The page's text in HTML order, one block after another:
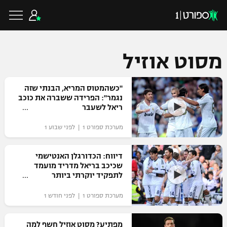
כדורגל ישראלי
ליגת העל
גביע הטוטו
ליגיונרים
גביע המדינה
כדורגל עולמי
ליגת האלופות
ליגה אירופית
ליגה אנגלית
כדורסל ישראלי
ליגת ווינר סל
ליגה לאומית
כדורסל עולמי
מסוט אוזיל
"כשהמטוס המריא, הבנתי שזה
נגמר": הפרידה ששברה את כוכב
ריאל לשעבר
מערכת ספורט 1 | לפני שבוע 1
דיווח: הכדורגלן האנטישמי
שכיכב בריאל מדריד מועמד
לתפקיד יוקרתי ביותר
מערכת ספורט 1 | לפני חודש 1
מפתיע? מסוט אוזיל חשף למה